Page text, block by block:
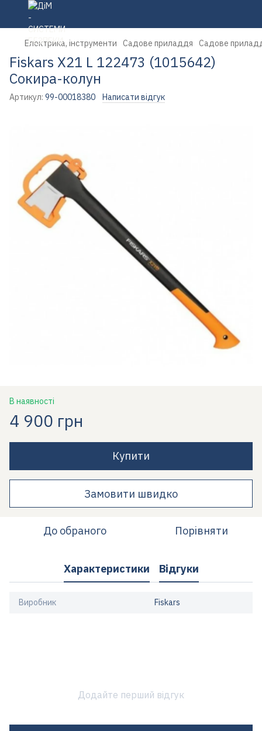
Електрика, інструменти Садове приладдя Садове
Fiskars X21 L 122473 (1015642)
Сокира-колун
Артикул: 99-00018380 Написати відгук
В наявності
4 900 грн
Купити
Замовити швидко
До обраного Порівняти
Характеристики Відгуки
Виробник Fiskars
Додайте перший відгук